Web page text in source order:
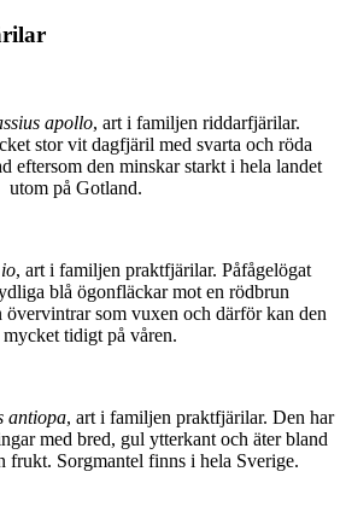
apollo, art i familjen riddarfjärilar.
stor vit dagfjäril med svarta och röda
eftersom den minskar starkt i hela landet
utom på Gotland.
, art i familjen praktfjärilar. Påfågelögat
blå ögonfläckar mot en rödbrun
som vuxen och därför kan den
mycket tidigt på våren.
antiopa, art i familjen praktfjärilar. Den har
med bred, gul ytterkant och äter bland
frukt. Sorgmantel finns i hela Sverige.